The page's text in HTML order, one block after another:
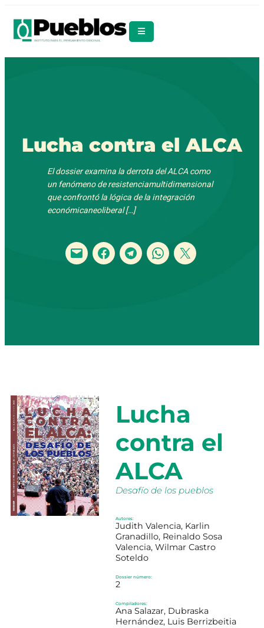
Lucha contra el ALCA
El dossier examina la derrota del ALCA como
un fenómeno de resistenciamultidimensional
que confrontó la lógica de la integración
económicaneoliberal […]
Lucha
contra el
ALCA
Desafío de los pueblos
Autores:
Judith Valencia, Karlin
Granadillo, Reinaldo Sosa
Valencia, Wilmar Castro
Soteldo
Dossier número:
2
Compiladores:
Ana Salazar, Dubraska
Hernández, Luis Berrizbeitia